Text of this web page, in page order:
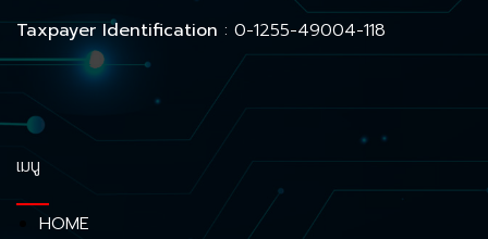
Taxpayer Identification : 0-1255-49004-118
เมนู
HOME